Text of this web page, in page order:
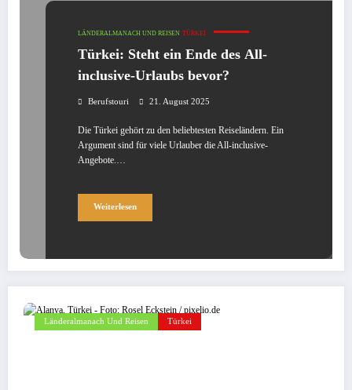
LÄNDERALMANACH UND REISEN TÜRKEI
Türkei: Steht ein Ende des All-
inclusive-Urlaubs bevor?
Berufstouri 21. August 2025
Die Türkei gehört zu den beliebtesten Reiseländern. Ein
Argument sind für viele Urlauber die All-inclusive-
Angebote.…
Weiterlesen
Länderalmanach Und Reisen Türkei